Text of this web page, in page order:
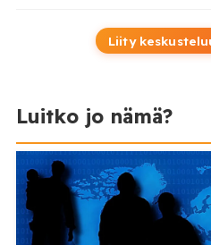
Liity
Luitko jo nämä?